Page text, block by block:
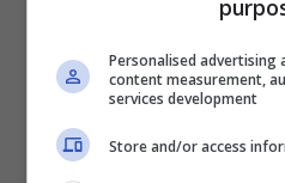
pentola con
portatela ad
lavate le
Personalised advertising
content measurement,
services development
Store and/or access